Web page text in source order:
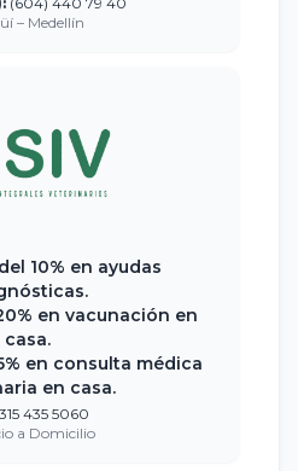
– Medellín
10% en ayudas
en vacunación en
casa.
en consulta médica
en casa.
315 435 5060
a Domicilio